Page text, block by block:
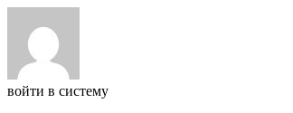
войти в систему